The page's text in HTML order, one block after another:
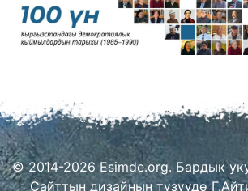
© 2014-2026 Esimde.org. Бардык
Сайттын дизайнын түзүүдө